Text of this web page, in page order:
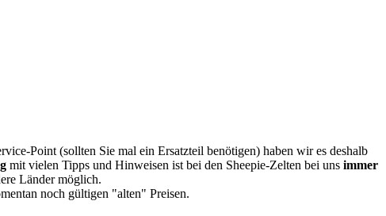
Point (sollten Sie mal ein Ersatzteil benötigen) haben wir es deshalb
mit vielen Tipps und Hinweisen ist bei den Sheepie-Zelten bei uns immer
Länder möglich.
noch gültigen "alten" Preisen.